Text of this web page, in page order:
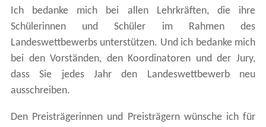
Ich bedanke mich bei allen Lehrkräften, die ihre
Schülerinnen und Schüler im Rahmen des
Landeswettbewerbs unterstützen. Und ich bedanke mich
bei den Vorständen, den Koordinatoren und der Jury,
dass Sie jedes Jahr den Landeswettbewerb neu
ausschreiben.
Den Preisträgerinnen und Preisträgern wünsche ich für